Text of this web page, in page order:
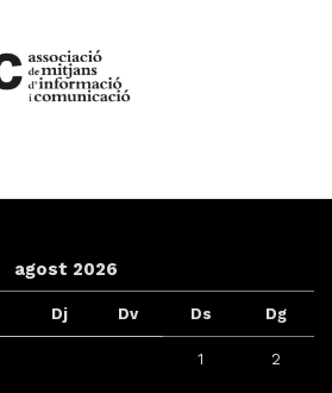
agost 2026
Dj Dv Ds Dg
1 2